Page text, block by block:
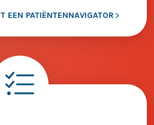
EEN PATIËNTENNAVIGATOR